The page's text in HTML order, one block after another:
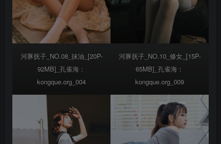
河豚抚子_NO.08_抹油_[20P-
92MB]_孔雀海：
kongque.org_004
河豚抚子_NO.10_修女_[15P-
65MB]_孔雀海：
kongque.org_009